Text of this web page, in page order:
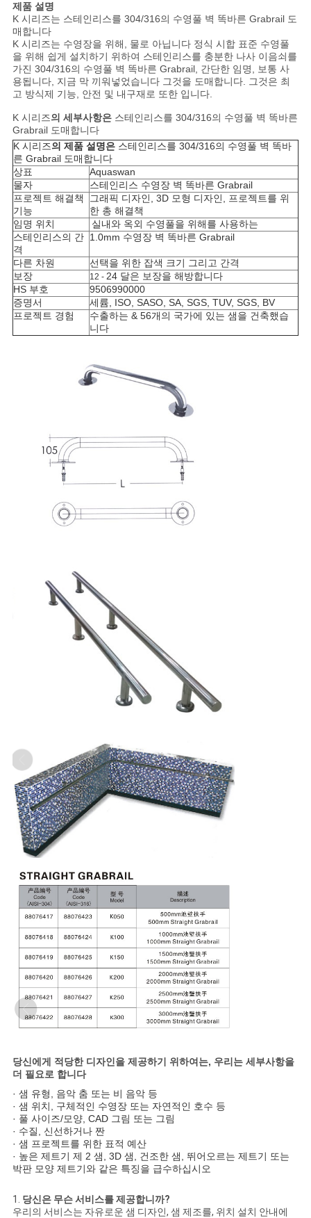
사
이
트
맵
PRIVACY
POLICY
제품 설명
K 시리즈는 스테인리스를 304/316의 수영풀 벽 똑바른 Grabrail 도
매합니다
K 시리즈는 수영장을 위해, 물로 아닙니다 정식 시합 표준 수영풀
을 위해 쉽게 설치하기 위하여 스테인리스를 충분한 나사 이음쇠를
가진 304/316의 수영풀 벽 똑바른 Grabrail, 간단한 임명, 보통 사
용됩니다, 지금 막 끼워넣었습니다 그것을 도매합니다. 그것은 최
고 방식제 기능, 안전 및 내구재로 또한 입니다.
K 시리즈의 세부사항은스테인리스를 304/316의 수영풀 벽 똑바른
Grabrail 도매합니다
K 시리즈의 제품 설명은스테인리스를 304/316의 수영풀 벽 똑바
른 Grabrail 도매합니다
상표
Aquaswan
물자
스테인리스 수영장 벽 똑바른 Grabrail
프로젝트 해결책
기능
그래픽 디자인, 3D 모형 디자인, 프로젝트를 위
한 총 해결책
임명 위치
실내와 옥외 수영풀을 위해를 사용하는
스테인리스의 간
격
1.0mm 수영장 벽 똑바른 Grabrail
다른 차원
선택을 위한 잡색 크기 그리고 간격
보장
12 - 24 달은 보장을 해방합니다
HS 부호
9506990000
증명서
세륨, ISO, SASO, SA, SGS, TUV, SGS, BV
프로젝트 경험
수출하는 & 56개의 국가에 있는 샘을 건축했습
니다
당신에게 적당한 디자인을 제공하기 위하여는, 우리는 세부사항을
더 필요로 합니다
· 샘 유형, 음악 춤 또는 비 음악 등
· 샘 위치, 구체적인 수영장 또는 자연적인 호수 등
· 풀 사이즈/모양, CAD 그림 또는 그림
· 수질, 신선하거나 짠
· 샘 프로젝트를 위한 표적 예산
· 높은 제트기 제 2 샘, 3D 샘, 건조한 샘, 뛰어오르는 제트기 또는
박판 모양 제트기와 같은 특징을 급수하십시오
1. 당신은 무슨 서비스를 제공합니까?
우리의 서비스는 자유로운 샘 디자인, 샘 제조를, 위치 설치 안내에